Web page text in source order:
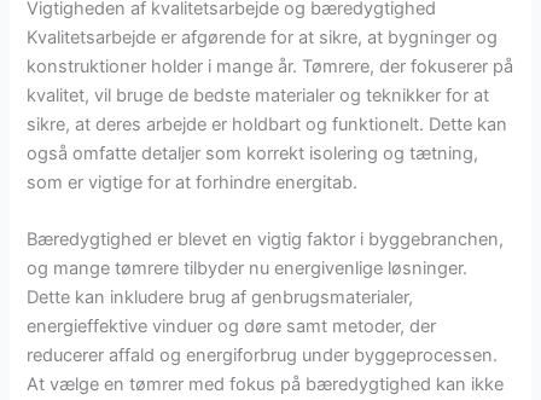
Vigtigheden af kvalitetsarbejde og bæredygtighed
Kvalitetsarbejde er afgørende for at sikre, at bygninger og
konstruktioner holder i mange år. Tømrere, der fokuserer på
kvalitet, vil bruge de bedste materialer og teknikker for at
sikre, at deres arbejde er holdbart og funktionelt. Dette kan
også omfatte detaljer som korrekt isolering og tætning,
som er vigtige for at forhindre energitab.
Bæredygtighed er blevet en vigtig faktor i byggebranchen,
og mange tømrere tilbyder nu energivenlige løsninger.
Dette kan inkludere brug af genbrugsmaterialer,
energieffektive vinduer og døre samt metoder, der
reducerer affald og energiforbrug under byggeprocessen.
At vælge en tømrer med fokus på bæredygtighed kan ikke